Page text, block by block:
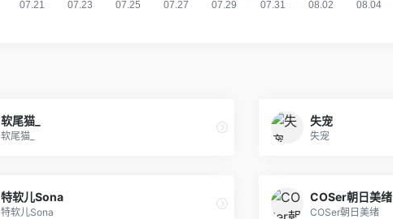
软尾猫_
软尾猫_
失宠
失宠
特软儿Sona
特软儿Sona
COSer朝日美绪
COSer朝日美绪